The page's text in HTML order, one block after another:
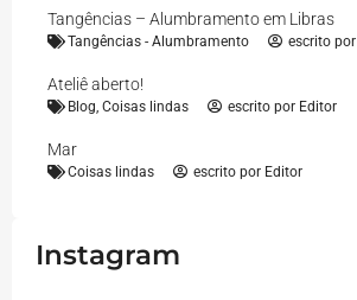
Tangências – Alumbramento em Libras
Tangências - Alumbramento escrito por
Ateliê aberto!
Blog Coisas lindas escrito por Editor
Mar
Coisas lindas escrito por Editor
Instagram